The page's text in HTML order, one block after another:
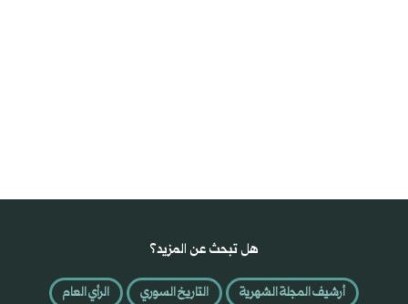
هل تبحث عن المزيد؟
أرشيف المجلة الشهرية التاريخ السوري الرأي العام